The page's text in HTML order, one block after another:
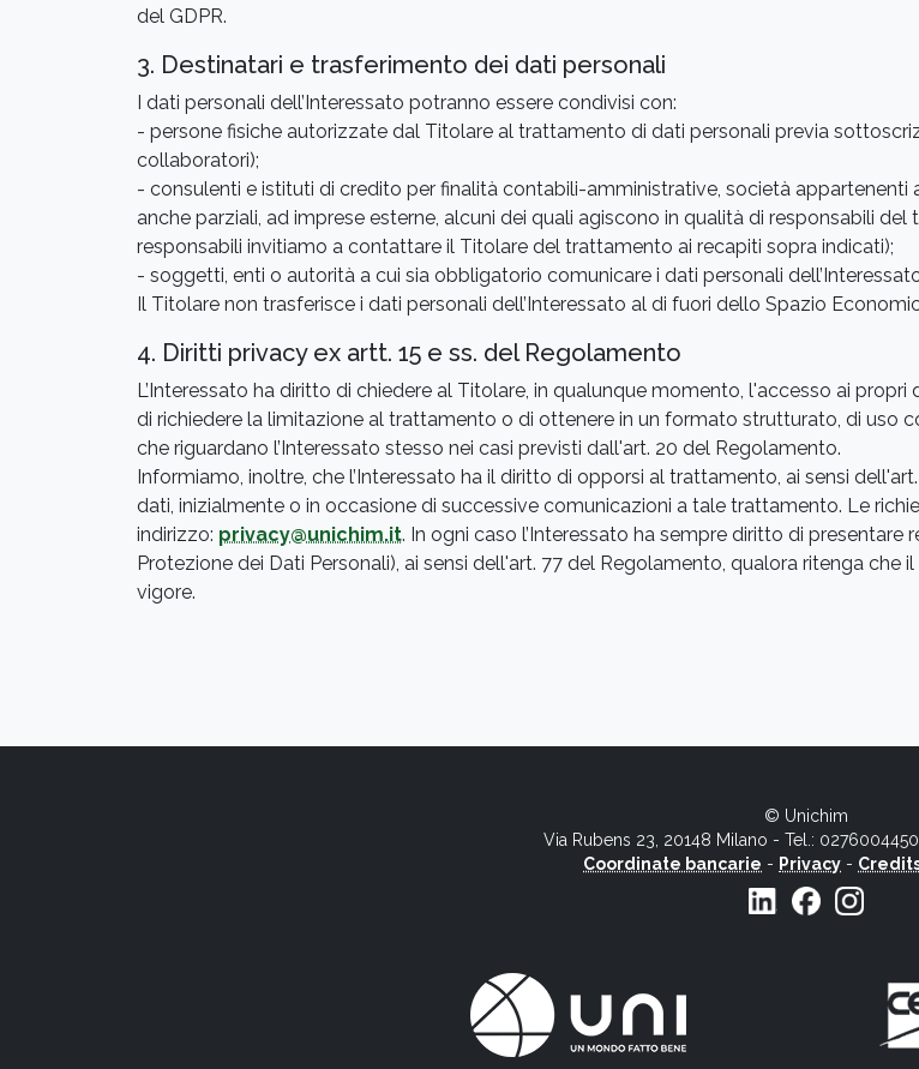
del GDPR.
3. Destinatari e trasferimento dei dati personali
I dati personali dell’Interessato potranno essere condivisi con:
- persone fisiche autorizzate dal Titolare al trattamento di dati personali previa
collaboratori);
- consulenti e istituti di credito per finalità contabili-amministrative, società
anche parziali, ad imprese esterne, alcuni dei quali agiscono in qualità di responsabili
responsabili invitiamo a contattare il Titolare del trattamento ai recapiti sopra indicati);
- soggetti, enti o autorità a cui sia obbligatorio comunicare i dati personali
Il Titolare non trasferisce i dati personali dell’Interessato al di fuori dello Spazio
4. Diritti privacy ex artt. 15 e ss. del Regolamento
L’Interessato ha diritto di chiedere al Titolare, in qualunque momento, l'accesso ai
di richiedere la limitazione al trattamento o di ottenere in un formato strutturato, di uso
che riguardano l’Interessato stesso nei casi previsti dall'art. 20 del Regolamento.
Informiamo, inoltre, che l’Interessato ha il diritto di opporsi al trattamento, ai sensi
dati, inizialmente o in occasione di successive comunicazioni a tale trattamento. Le
indirizzo: privacy@unichim.it. In ogni caso l’Interessato ha sempre diritto di
Protezione dei Dati Personali), ai sensi dell'art. 77 del Regolamento, qualora ritenga
vigore.
© Unichim
Via Rubens 23, 20148 Milano - Tel.:
Coordinate bancarie - Privacy -